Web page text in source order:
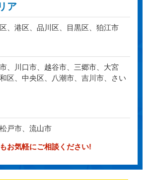
ア
、港区、品川区、目黒区、狛江市
、川口市、越谷市、三郷市、大宮
区、中央区、八潮市、吉川市、さい
戸市、流山市
お気軽にご相談ください!